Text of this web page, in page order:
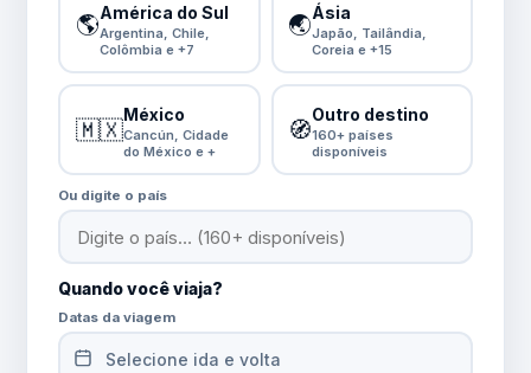
🌎América do Sul
Argentina, Chile,
Colômbia e +7
🌏Ásia
Japão, Tailândia,
Coreia e +15
🇲🇽
México
Cancún, Cidade
do México e +
🧭
Outro destino
160+ países
disponíveis
Ou digite o país
Quando você viaja?
Datas da viagem
Selecione ida e volta